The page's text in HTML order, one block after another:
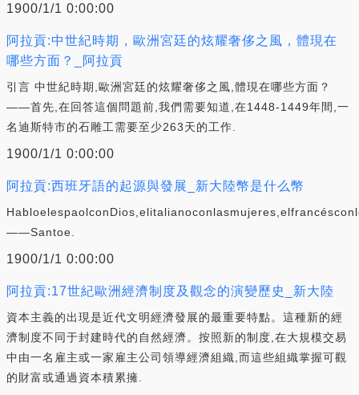
1900/1/1 0:00:00
阿拉貢:中世紀時期，歐洲宮廷的炫耀奢侈之風，體現在
哪些方面？_阿拉貢
引言 中世紀時期,歐洲宮廷的炫耀奢侈之風,體現在哪些方面？
——首先,在回答這個問題前,我們需要知道,在1448-1449年間,一
名迪斯特市的石雕工需要至少263天的工作.
1900/1/1 0:00:00
阿拉貢:西班牙語的起源與發展_新大陸幣是什么幣
——Santoe.
1900/1/1 0:00:00
阿拉貢:17世紀歐洲經濟制度及觀念的演變歷史_新大陸
資本主義的出現是近代文明經濟發展的最重要特點。這種新的經
濟制度不同于封建時代的自然經濟。按照新的制度,在大規模交易
中由一名雇主或一家雇主公司領導經濟組織,而這些組織掌握可觀
的財富或通過資本積累擁.